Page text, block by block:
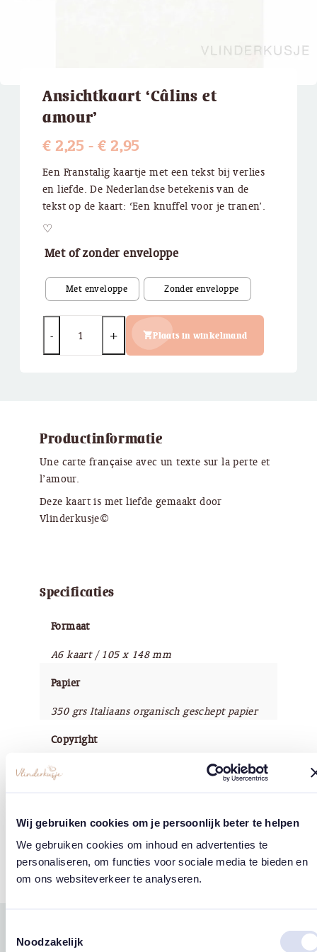
Wij gebruiken cookies om je persoonlijk beter te helpen
We gebruiken cookies om inhoud en advertenties te
personaliseren, om functies voor sociale media te bieden en
om ons websiteverkeer te analyseren.
Noodzakelijk
Ansichtkaart ‘Câlins et
amour’
€2,25 - €2,95Prijsklasse:
€ 2,25
tot
Een Franstalig kaartje met een tekst bij verlies
en liefde. De Nederlandse betekenis van de
tekst op de kaart: ‘Een knuffel voor je tranen’.
♡
Met of zonder enveloppe
Plaats in winkelmand
Productinformatie
Une carte française avec un texte sur la perte et
l’amour.
Deze kaart is met liefde gemaakt door
Vlinderkusje©
Specificaties
Formaat
A6 kaart / 105 x 148 mm
Papier
350 grs Italiaans organisch geschept papier
Copyright
Vlinderkusje®
Tags
Sterren
Gerelateerde